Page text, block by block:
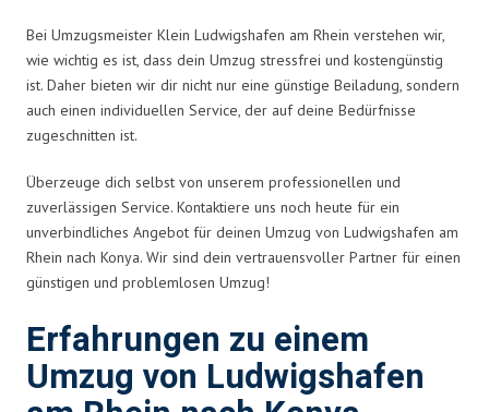
Bei Umzugsmeister Klein Ludwigshafen am Rhein verstehen wir,
wie wichtig es ist, dass dein Umzug stressfrei und kostengünstig
ist. Daher bieten wir dir nicht nur eine günstige Beiladung, sondern
auch einen individuellen Service, der auf deine Bedürfnisse
zugeschnitten ist.
Überzeuge dich selbst von unserem professionellen und
zuverlässigen Service. Kontaktiere uns noch heute für ein
unverbindliches Angebot für deinen Umzug von Ludwigshafen am
Rhein nach Konya. Wir sind dein vertrauensvoller Partner für einen
günstigen und problemlosen Umzug!
Erfahrungen zu einem
Umzug von Ludwigshafen